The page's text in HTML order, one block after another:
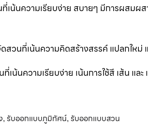
น้นความเรียบง่าย สบายๆ มีการผสมผ
นที่เน้นความคิดสร้างสรรค์ แปลกใหม่
ความเรียบง่าย เน้นการใช้สี เส้น และ
, รับออกแบบภูมิทัศน์, รับออกแบบสวน